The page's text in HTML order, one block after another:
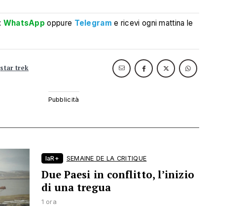
WhatsApp oppure Telegram e ricevi ogni mattina le
star trek
laR+ SEMAINE DE LA CRITIQUE
Due Paesi in conflitto, l’inizio
di una tregua
1 ora